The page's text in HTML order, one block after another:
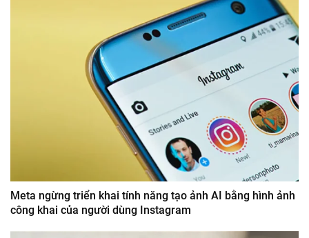
Meta ngừng triển khai tính năng tạo ảnh AI bằng hình ảnh
công khai của người dùng Instagram